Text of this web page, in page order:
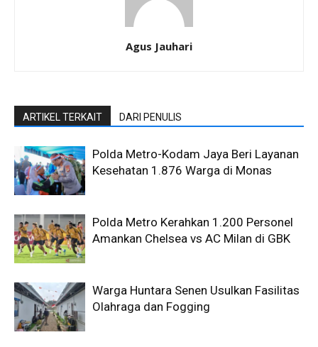
Agus Jauhari
ARTIKEL TERKAIT DARI PENULIS
Polda Metro-Kodam Jaya Beri Layanan
Kesehatan 1.876 Warga di Monas
Polda Metro Kerahkan 1.200 Personel
Amankan Chelsea vs AC Milan di GBK
Warga Huntara Senen Usulkan Fasilitas
Olahraga dan Fogging